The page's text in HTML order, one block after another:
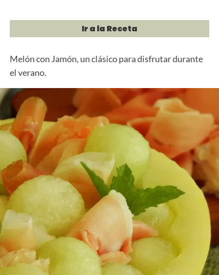
Ir a la Receta
Melón con Jamón, un clásico para disfrutar durante
el verano.